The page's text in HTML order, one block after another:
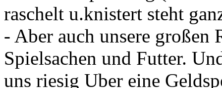
raschelt u.knistert steht
- Aber auch unsere großen
Spielsachen und Futter.
uns riesig Uber eine